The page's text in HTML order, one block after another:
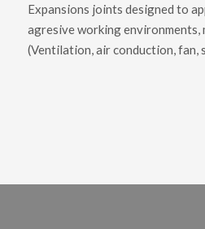
Expansions joints designed to
agresive working environments,
(Ventilation, air conduction, fan,